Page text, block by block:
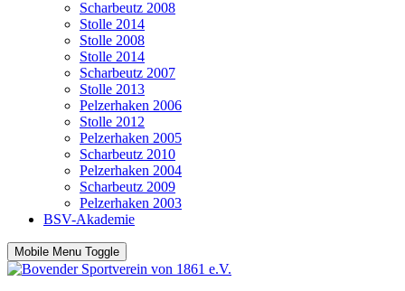
Scharbeutz 2008
Stolle 2014
Stolle 2008
Stolle 2014
Scharbeutz 2007
Stolle 2013
Pelzerhaken 2006
Stolle 2012
Pelzerhaken 2005
Scharbeutz 2010
Pelzerhaken 2004
Scharbeutz 2009
Pelzerhaken 2003
BSV-Akademie
Mobile Menu Toggle